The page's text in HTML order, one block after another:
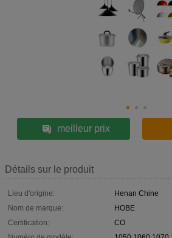
meilleur prix
Détails sur le produit
Lieu d'origine:
Henan Chine
Nom de marque:
HOBE
Certification:
CO